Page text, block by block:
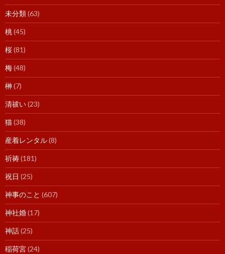
未分類(63)
桃(45)
桜(81)
梅(48)
榊(7)
清祓い(23)
猫(38)
産着レンタル(8)
祈祷(181)
祝日 (25)
神事のこと (607)
神社婚(17)
神話(25)
稲荷宮(24)